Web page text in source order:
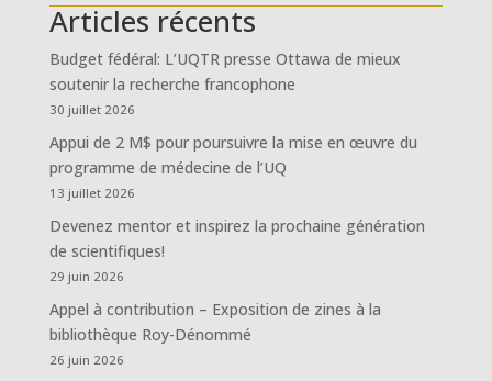
Articles récents
Budget fédéral: L’UQTR presse Ottawa de mieux
soutenir la recherche francophone
30 juillet 2026
Appui de 2 M$ pour poursuivre la mise en œuvre du
programme de médecine de l’UQ
13 juillet 2026
Devenez mentor et inspirez la prochaine génération
de scientifiques!
29 juin 2026
Appel à contribution – Exposition de zines à la
bibliothèque Roy-Dénommé
26 juin 2026